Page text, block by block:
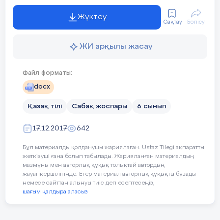
Топтық жұмыс.
Берілген
көзқарастарымен тұжырымдап
сипаттап жазады.
- Мәселе бойынша ой тұжырым
2-тапсырма. Жеке жұмыс.
Халықтық педагогика элементтерін
нақыл сөздер
Сабақтың барысы :
а) Ұйымдастыру кезеңі:
Оқушылармен амандасу, түгелдеу, оқу
тазалығына көңіл бөлу. Оқушылардың
зейінін сабаққа аудар
ә) Үй тапсырмасын пысықтау
1. Біздің өткен әр сабағымыз – қуаныш,әр
Жүктеу
Сақтау Бөлісу
ЖИ арқылы жасау
Файл форматы:
docx
Қазақ тілі Сабақ жоспары 6 сынып
17.12.2017 642
Бұл материалды қолданушы жариялаған. Ustaz Tilegi ақпаратты
жеткізуші ғана болып табылады. Жарияланған материалдың
мазмұны мен авторлық құқық толықтай автордың
жауапкершілігінде. Егер материал авторлық құқықты бұзады
немесе сайттан алынуы тиіс деп есептесеңіз,
шағым қалдыра аласыз